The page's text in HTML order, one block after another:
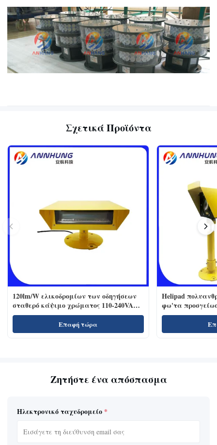
Σχετικά Προϊόντα
120lm/W ελικοδρομίων των οδηγήσεων
σταθερό κάψιμο χρώματος 110-240VAC
προβολέα άσπρο
Επαφή τώρα
Helipad
φω'τα
Ζητήστε ένα απόσπασμα
Ηλεκτρονικό ταχυδρομείο *